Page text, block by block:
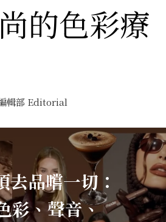
的色彩療
輯部 Editorial
去品嚐一切：
彩、聲音、